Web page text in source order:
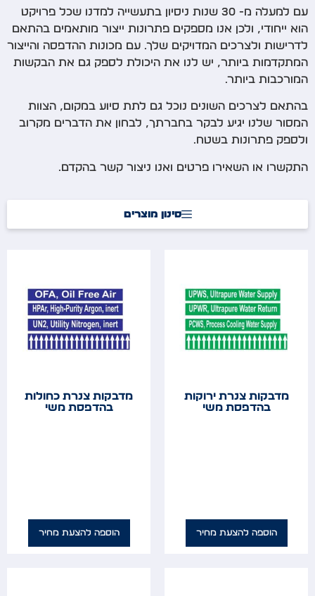
עם למעלה מ- 30 שנות ניסיון בתעשייה למדנו שכל פרויקט
הוא ייחודי, ולכן אנו מספקים פתרונות ייצור מותאמים בהתאם
לדרישות ולצרכים המדויקים שלך. עם מכונות ההדפסה והייצור
המתקדמות ביותר, יש לנו את היכולת לספק גם את הבקשות
המורכבות ביותר.
בהתאם לצרכים השונים נוכל גם לתת סיוע במקום, הצוות
המסור שלנו יגיע לבקר בחברתך, לבחון את הדברים מקרוב
ולספק פתרונות בשטח.
התקשרו או השאירו פרטים ואנו ניצור קשר בהקדם.
סינון מוצרים
מדבקות צנרת ירוקות
בהדפסת משי
הוספה להצעת מחיר
מדבקות צנרת כחולות
בהדפסת משי
הוספה להצעת מחיר